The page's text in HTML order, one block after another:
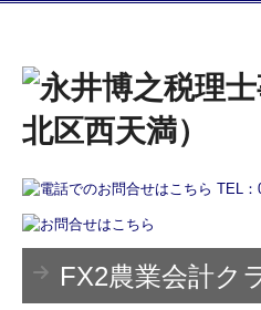
トップページ
事務所案内
経営者の方へ
業務フロー
FX2農業会計ク